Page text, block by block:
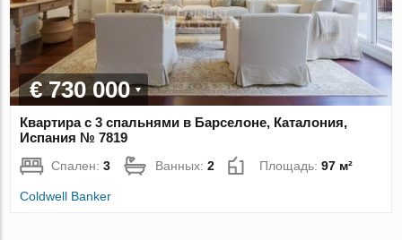
€ 730 000
Квартира с 3 спальнями в Барселоне, Каталония,
Испания № 7819
Спален:3 Ванных:2 Площадь:97 м²
Coldwell Banker